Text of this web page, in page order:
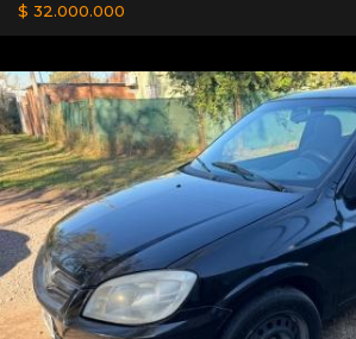
$ 32.000.000